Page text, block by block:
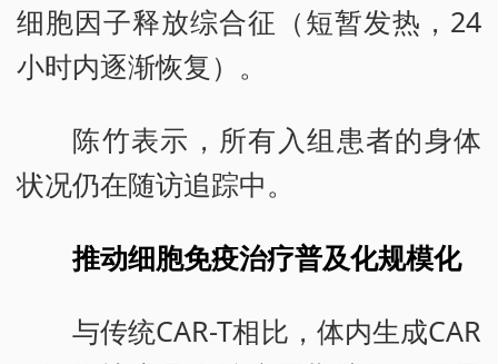
细胞因子释放综合征（短暂发热，24
小时内逐渐恢复）。
陈竹表示，所有入组患者的身体
状况仍在随访追踪中。
推动细胞免疫治疗普及化规模化
与传统CAR-T相比，体内生成CAR